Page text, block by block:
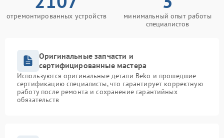
отремонтированных устройств
минимальный опыт работы
специалистов
Оригинальные запчасти и
сертифицированные мастера
Используются оригинальные детали Beko и прошедшие
сертификацию специалисты, что гарантирует корректную
работу после ремонта и сохранение гарантийных
обязательств